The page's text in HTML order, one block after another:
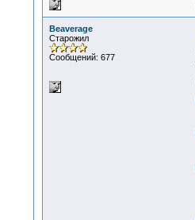
Beaverage
Старожил
Сообщений: 677